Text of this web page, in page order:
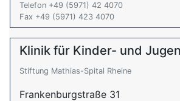
Telefon +49 (5971) 42 4070
Fax +49 (5971) 423 4070
Klinik für Kinder- und
Stiftung Mathias-Spital Rheine
Frankenburgstraße 31